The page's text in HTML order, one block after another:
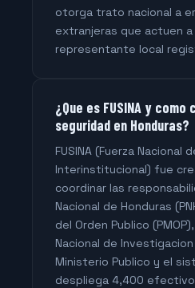
otorga trato nacional a
extranjeras que actuen
representante local
¿Que es FUSINA y como
seguridad en Honduras?
FUSINA (Fuerza Nacional
Interinstitucional) fue
coordinar las
Nacional de Honduras
del Orden Publico
Nacional de
Ministerio Publico y el
despliega 4,400